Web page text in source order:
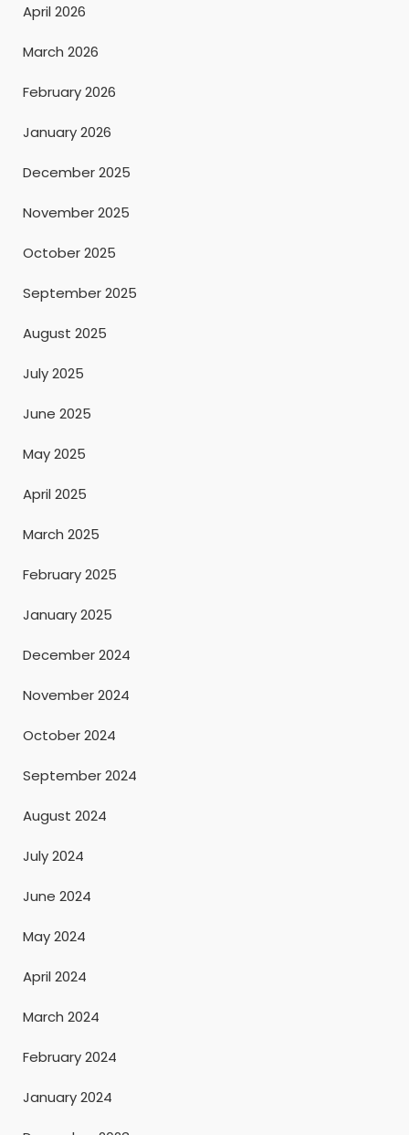
April 2026
March 2026
February 2026
January 2026
December 2025
November 2025
October 2025
September 2025
August 2025
July 2025
June 2025
May 2025
April 2025
March 2025
February 2025
January 2025
December 2024
November 2024
October 2024
September 2024
August 2024
July 2024
June 2024
May 2024
April 2024
March 2024
February 2024
January 2024